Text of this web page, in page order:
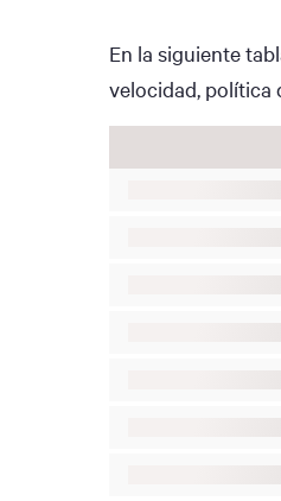
En la siguiente
velocidad, política